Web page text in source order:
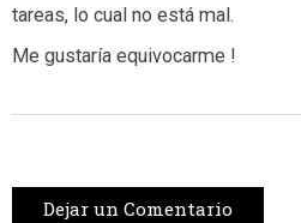
tareas, lo cual no está mal.
Me gustaría equivocarme !
Dejar un Comentario